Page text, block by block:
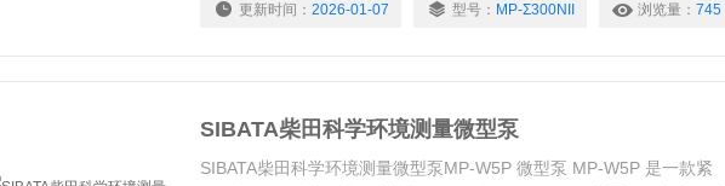
室内环境、空气环境等有害物质的采样。
更新时间： 2026-01-07 型号： MP-Σ300NII 浏览量： 745
SIBATA柴田科学环境测量微型泵
SIBATA柴田科学环境测量微型泵MP-W5P 微型泵 MP-W5P 是一款紧